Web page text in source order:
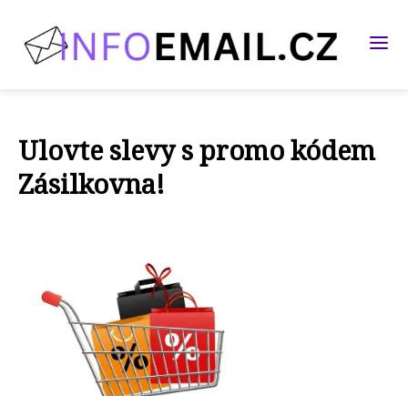
Ulovte slevy s promo kódem
Zásilkovna!